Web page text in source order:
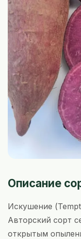
Описание
Искушение
Авторский сорт
открытым